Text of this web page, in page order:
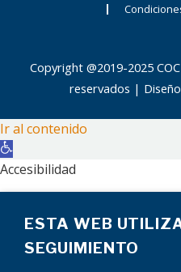
Copyright @2019-2025
reservados |
ESTA WEB
SEGUIMIENTO
Ir al contenido
Abrir
barra
de
Accesibilidad
Disminuir texto
Escala de grises